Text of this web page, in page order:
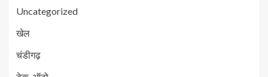
Uncategorized
खेल
चंडीगढ़